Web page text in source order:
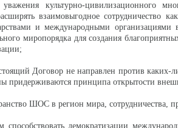
уважения культурно-цивилизационного
взаимовыгодное сотрудничество
и международными организациями
миропорядка для создания
Договор не направлен против каких-
придерживаются принципа открытости
ШОС в регион мира, сотрудничества,
способствовать демократизации